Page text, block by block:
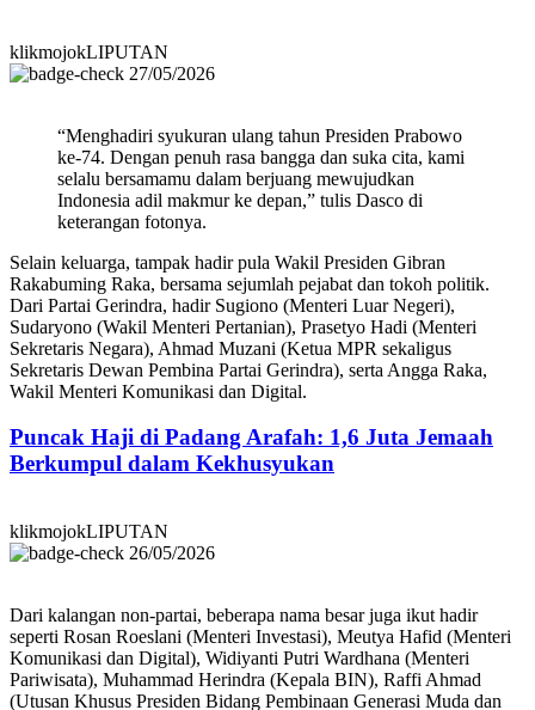
klikmojokLIPUTAN
27/05/2026
“Menghadiri syukuran ulang tahun Presiden Prabowo
ke-74. Dengan penuh rasa bangga dan suka cita, kami
selalu bersamamu dalam berjuang mewujudkan
Indonesia adil makmur ke depan,” tulis Dasco di
keterangan fotonya.
Selain keluarga, tampak hadir pula Wakil Presiden Gibran
Rakabuming Raka, bersama sejumlah pejabat dan tokoh politik.
Dari Partai Gerindra, hadir Sugiono (Menteri Luar Negeri),
Sudaryono (Wakil Menteri Pertanian), Prasetyo Hadi (Menteri
Sekretaris Negara), Ahmad Muzani (Ketua MPR sekaligus
Sekretaris Dewan Pembina Partai Gerindra), serta Angga Raka,
Wakil Menteri Komunikasi dan Digital.
Puncak Haji di Padang Arafah: 1,6 Juta Jemaah
Berkumpul dalam Kekhusyukan
klikmojokLIPUTAN
26/05/2026
Dari kalangan non-partai, beberapa nama besar juga ikut hadir
seperti Rosan Roeslani (Menteri Investasi), Meutya Hafid (Menteri
Komunikasi dan Digital), Widiyanti Putri Wardhana (Menteri
Pariwisata), Muhammad Herindra (Kepala BIN), Raffi Ahmad
(Utusan Khusus Presiden Bidang Pembinaan Generasi Muda dan